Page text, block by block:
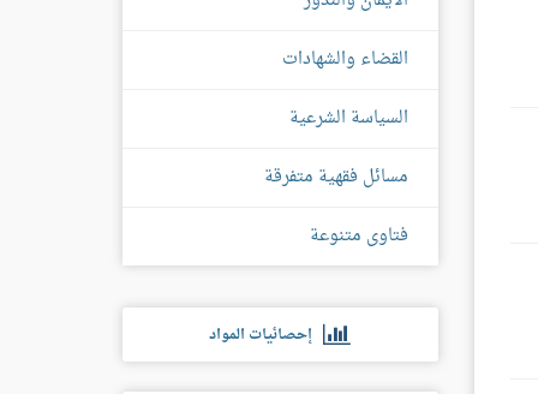
القضاء والشهادات
السياسة الشرعية
مسائل فقهية متفرقة
فتاوى متنوعة
إحصائيات المواد